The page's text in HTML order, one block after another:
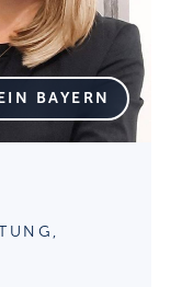
BAYERN